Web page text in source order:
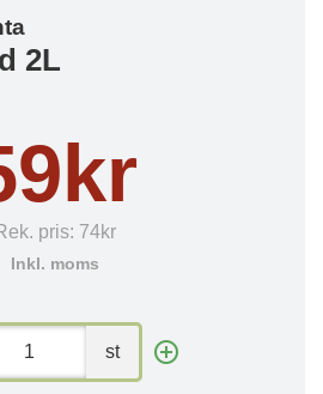
2L
pris: 74kr
Inkl. moms
st